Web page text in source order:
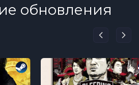
обновления